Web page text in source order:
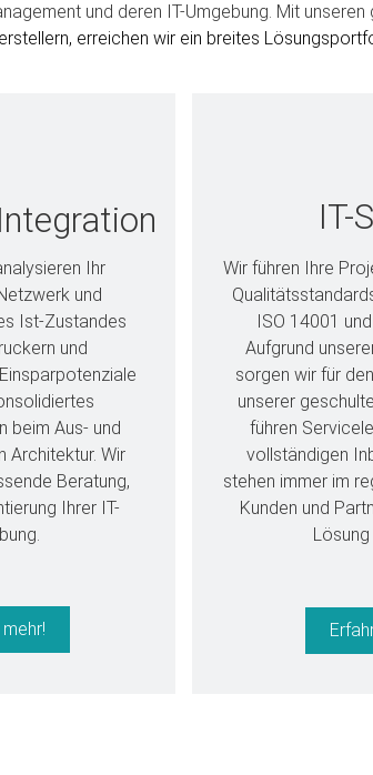
über uns als Partner und als Unternehmen
und deren IT-Umgebung. Mit unseren
erreichen wir ein breites
Ihr
und
Ist-Zustandes
und
beim Aus- und
Architektur. Wir
Beratung,
Ihrer IT-
IT-
Wir führen Ihre
ISO 14001
Aufgrund
sorgen wir für
unserer
führen
vollständigen
stehen immer im
Kunden und